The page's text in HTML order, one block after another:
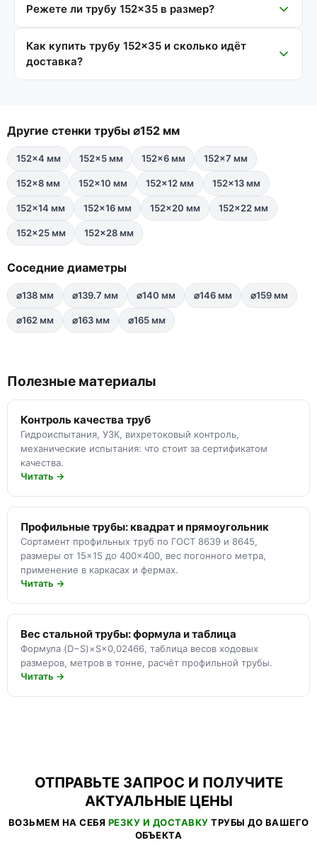
Режете ли трубу 152×35 в размер?
Как купить трубу 152×35 и сколько идёт
доставка?
Другие стенки трубы ⌀152 мм
152×4 мм 152×5 мм 152×6 мм 152×7 мм
152×8 мм 152×10 мм 152×12 мм 152×13 мм
152×14 мм 152×16 мм 152×20 мм 152×22 мм
152×25 мм 152×28 мм
Соседние диаметры
⌀138 мм ⌀139.7 мм ⌀140 мм ⌀146 мм ⌀159 мм
⌀162 мм ⌀163 мм ⌀165 мм
Полезные материалы
Контроль качества труб
Гидроиспытания, УЗК, вихретоковый контроль,
механические испытания: что стоит за сертификатом
качества.
Читать →
Профильные трубы: квадрат и прямоугольник
Сортамент профильных труб по ГОСТ 8639 и 8645,
размеры от 15×15 до 400×400, вес погонного метра,
применение в каркасах и фермах.
Читать →
Вес стальной трубы: формула и таблица
Формула (D−S)×S×0,02466, таблица весов ходовых
размеров, метров в тонне, расчёт профильной трубы.
Читать →
ОТПРАВЬТЕ ЗАПРОС И ПОЛУЧИТЕ
АКТУАЛЬНЫЕ ЦЕНЫ
ВОЗЬМЕМ НА СЕБЯ РЕЗКУ И ДОСТАВКУ ТРУБЫ ДО ВАШЕГО
ОБЪЕКТА